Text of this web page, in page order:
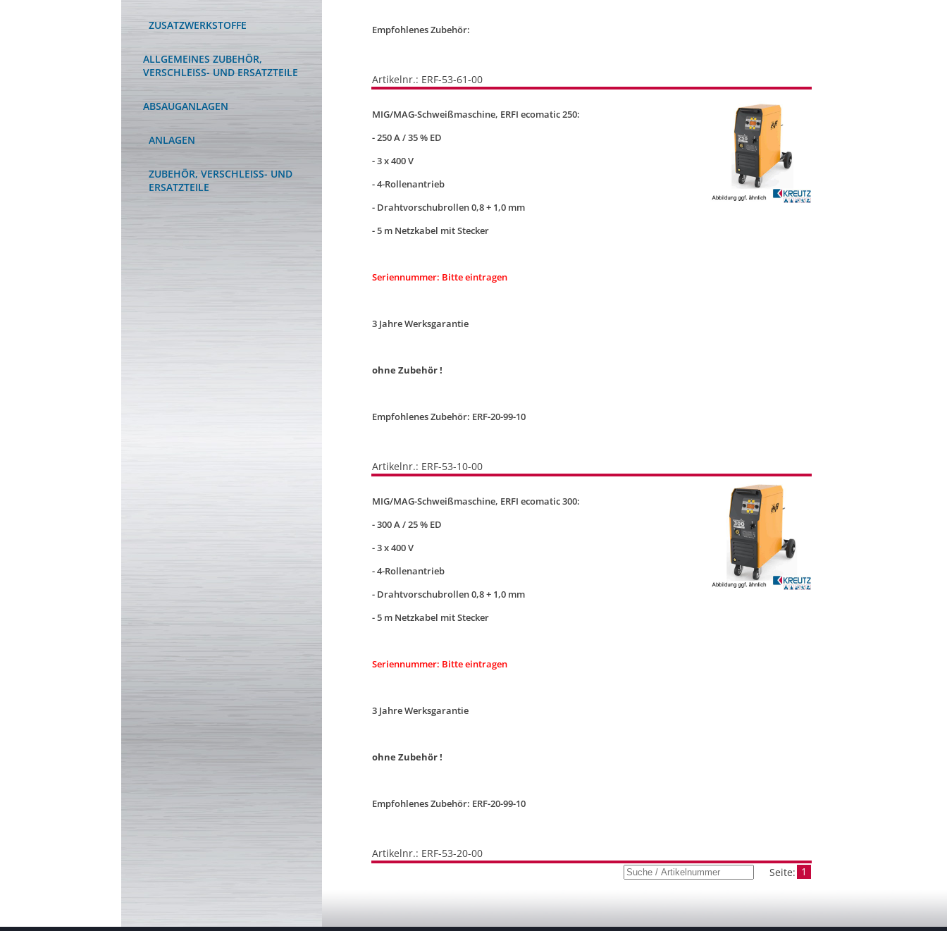
ZUSATZWERKSTOFFE
ALLGEMEINES ZUBEHÖR,
VERSCHLEISS- UND ERSATZTEILE
ABSAUGANLAGEN
ANLAGEN
ZUBEHÖR, VERSCHLEISS- UND E
RSATZTEILE
Empfohlenes Zubehör:
Artikelnr.: ERF-53-61-00
MIG/MAG-Schweißmaschine, ERFI ecomatic 250:
- 250 A / 35 % ED
- 3 x 400 V
- 4-Rollenantrieb
- Drahtvorschubrollen 0,8 + 1,0 mm
- 5 m Netzkabel mit Stecker
Seriennummer: Bitte eintragen
3 Jahre Werksgarantie
ohne Zubehör !
Empfohlenes Zubehör: ERF-20-99-10
Artikelnr.: ERF-53-10-00
MIG/MAG-Schweißmaschine, ERFI ecomatic 300:
- 300 A / 25 % ED
- 3 x 400 V
- 4-Rollenantrieb
- Drahtvorschubrollen 0,8 + 1,0 mm
- 5 m Netzkabel mit Stecker
Seriennummer: Bitte eintragen
3 Jahre Werksgarantie
ohne Zubehör !
Empfohlenes Zubehör: ERF-20-99-10
Artikelnr.: ERF-53-20-00
Seite: 1